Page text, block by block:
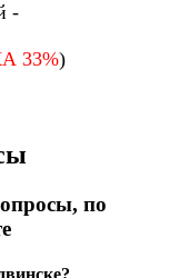
-
33%)
по